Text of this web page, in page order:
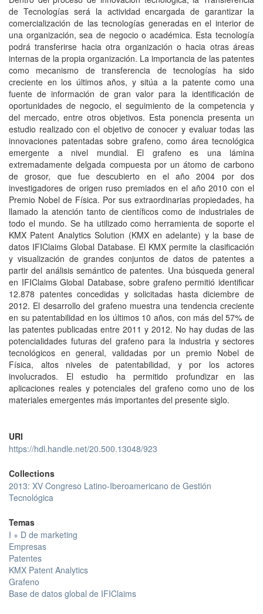
de Tecnologías será la actividad encargada de garantizar la
comercialización de las tecnologías generadas en el interior de
una organización, sea de negocio o académica. Esta tecnología
podrá transferirse hacia otra organización o hacia otras áreas
internas de la propia organización. La importancia de las patentes
como mecanismo de transferencia de tecnologías ha sido
creciente en los últimos años, y sitúa a la patente como una
fuente de información de gran valor para la identificación de
oportunidades de negocio, el seguimiento de la competencia y
del mercado, entre otros objetivos. Esta ponencia presenta un
estudio realizado con el objetivo de conocer y evaluar todas las
innovaciones patentadas sobre grafeno, como área tecnológica
emergente a nivel mundial. El grafeno es una lámina
extremadamente delgada compuesta por un átomo de carbono
de grosor, que fue descubierto en el año 2004 por dos
investigadores de origen ruso premiados en el año 2010 con el
Premio Nobel de Física. Por sus extraordinarias propiedades, ha
llamado la atención tanto de científicos como de industriales de
todo el mundo. Se ha utilizado como herramienta de soporte el
KMX Patent Analytics Solution (KMX en adelante) y la base de
datos IFIClaims Global Database. El KMX permite la clasificación
y visualización de grandes conjuntos de datos de patentes a
partir del análisis semántico de patentes. Una búsqueda general
en IFIClaims Global Database, sobre grafeno permitió identificar
12.878 patentes concedidas y solicitadas hasta diciembre de
2012. El desarrollo del grafeno muestra una tendencia creciente
en su patentabilidad en los últimos 10 años, con más del 57% de
las patentes publicadas entre 2011 y 2012. No hay dudas de las
potencialidades futuras del grafeno para la industria y sectores
tecnológicos en general, validadas por un premio Nobel de
Física, altos niveles de patentabilidad, y por los actores
involucrados. El estudio ha permitido profundizar en las
aplicaciones reales y potenciales del grafeno como uno de los
materiales emergentes más importantes del presente siglo.
URI
https://hdl.handle.net/20.500.13048/923
Collections
2013: XV Congreso Latino-Iberoamericano de Gestión
Tecnológica
Temas
I + D de marketing
Empresas
Patentes
KMX Patent Analytics
Grafeno
Base de datos global de IFIClaims